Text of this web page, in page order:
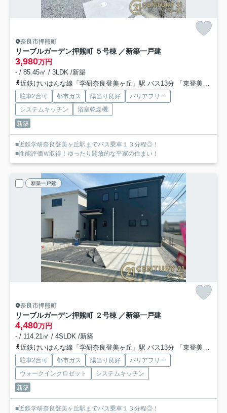
奈良市押熊町
リーブルガーデン押熊町 ５号棟 ／新築一戸建
3,980万円
- / 85.45㎡ / 3LDK /新築
近鉄けいはんな線「学研奈良登美ヶ丘」駅 バス13分 「東登美ヶ丘６丁目」 停歩5分
駐車2台可 都市ガス 陽当り良好
バリアフリー
システムキッチン
浴室乾燥機
新築
■近鉄学研奈良登美ヶ丘駅までバス乗車１３分程◎！
■性能評価Ｗ取得！ゆったり開放的な平家の住まい！
新築一戸建
奈良市押熊町
リーブルガーデン押熊町 ２号棟 ／新築一戸建
4,480万円
- / 114.21㎡ / 4SLDK /新築
近鉄けいはんな線「学研奈良登美ヶ丘」駅 バス13分 「東登美ヶ丘６丁目」 停歩5分
駐車2台可 都市ガス 陽当り良好
バリアフリー
ウォークインクロゼット
システムキッチン
新築
■近鉄学研奈良登美ヶ丘駅までバス乗車１３分程◎！